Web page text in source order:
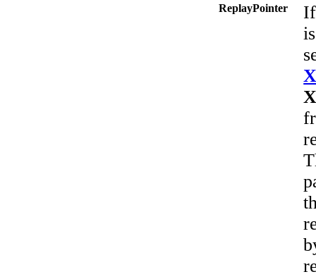
ReplayPointer